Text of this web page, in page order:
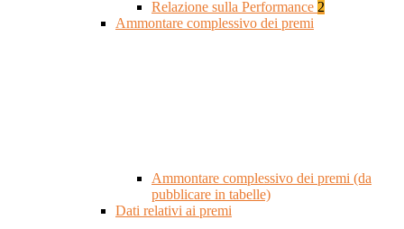
Relazione sulla Performance 2
Ammontare complessivo dei premi
Ammontare complessivo dei premi (da
pubblicare in tabelle)
Dati relativi ai premi